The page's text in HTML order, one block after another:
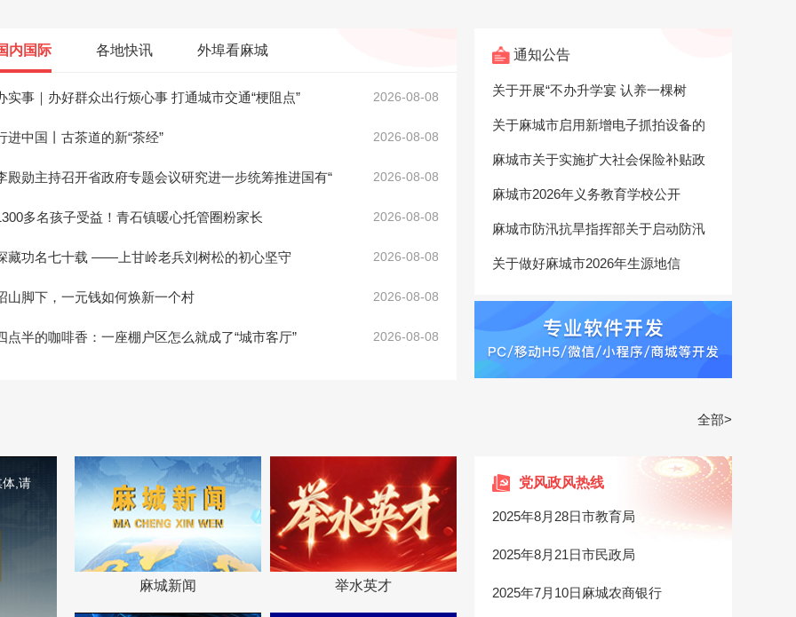
内国际 各地快讯 外埠看麻城
实事｜办好群众出行烦心事 打通城市交通“梗阻点” 2026-08-08
进中国丨古茶道的新“茶经” 2026-08-08
殿勋主持召开省政府专题会议研究进一步统筹推进国有“ 2026-08-08
多名孩子受益！青石镇暖心托管圈粉家长 2026-08-08
藏功名七十载 ——上甘岭老兵刘树松的初心坚守 2026-08-08
山脚下，一元钱如何焕新一个村 2026-08-08
点半的咖啡香：一座棚户区怎么就成了“城市客厅” 2026-08-08
通知公告
关于开展“不办升学宴 认养一棵树
关于麻城市启用新增电子抓拍设备的
麻城市关于实施扩大社会保险补贴政
麻城市2026年义务教育学校公开
麻城市防汛抗旱指挥部关于启动防汛
关于做好麻城市2026年生源地信
全部>
体,请
麻城新闻 举水英才
党风政风热线
2025年8月28日市教育局
2025年8月21日市民政局
2025年7月10日麻城农商银行